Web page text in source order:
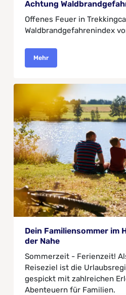
Achtung
Offenes Feuer in
Waldbrandgefahrenindex
Mehr
Dein Familiensommer im
der Nahe
Sommerzeit - Ferienzeit!
Reiseziel ist die
gespickt mit zahlreichen
Abenteuern für Familien.